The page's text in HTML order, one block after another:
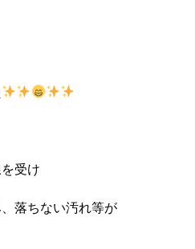
受け
落ちない汚れ等が